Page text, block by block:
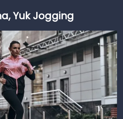
Yuk Jogging